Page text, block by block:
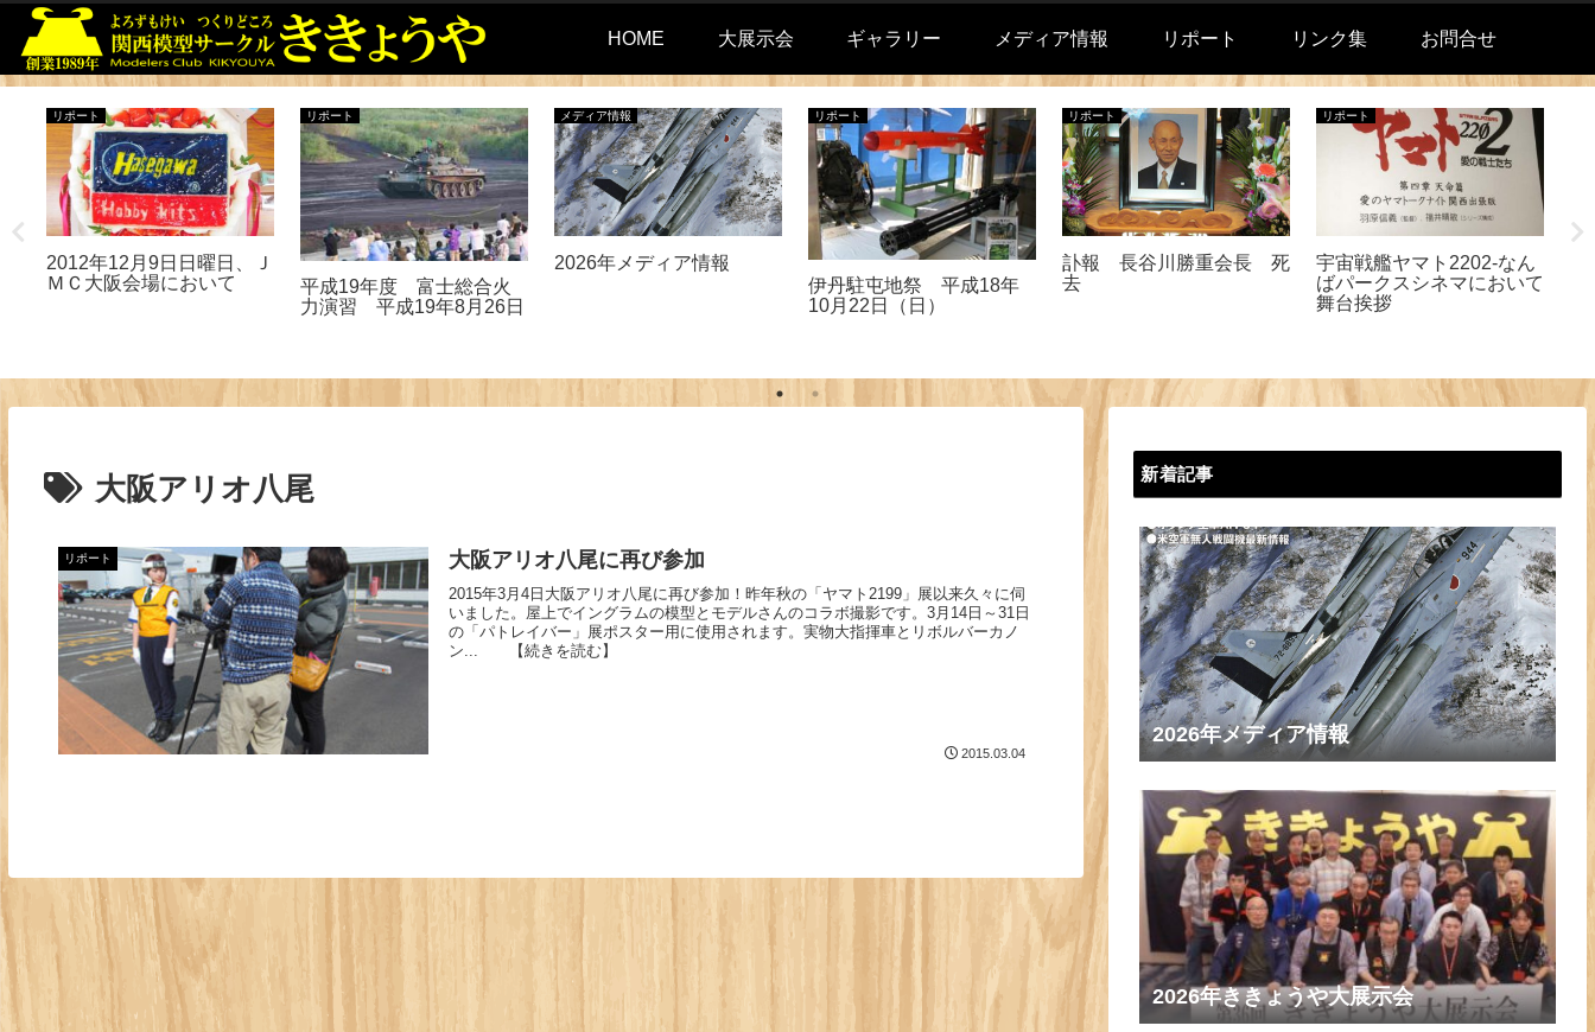
HOME 大展示会 ギャラリー メディア情報 リポート リンク集 お問合せ
リポート
2012年12月9日日曜日、Ｊ
ＭＣ大阪会場において
リポート
平成19年度 富士総合火
力演習 平成19年8月26日
メディア情報
2026年メディア情報
リポート
伊丹駐屯地祭 平成18年
10月22日（日）
リポート
訃報 長谷川勝重会長 死
去
リポート
宇宙戦艦ヤマト2202-なん
ばパークスシネマにおいて
舞台挨拶
大阪アリオ八尾
リポート 大阪アリオ八尾に再び参加
2015年3月4日大阪アリオ八尾に再び参加！昨年秋の「ヤマト2199」展以来久々に伺
いました。屋上でイングラムの模型とモデルさんのコラボ撮影です。3月14日～31日
の「パトレイバー」展ポスター用に使用されます。実物大指揮車とリボルバーカノ
ン... 【続きを読む】
2015.03.04
新着記事
2026年メディア情報
2026年ききょうや大展示会